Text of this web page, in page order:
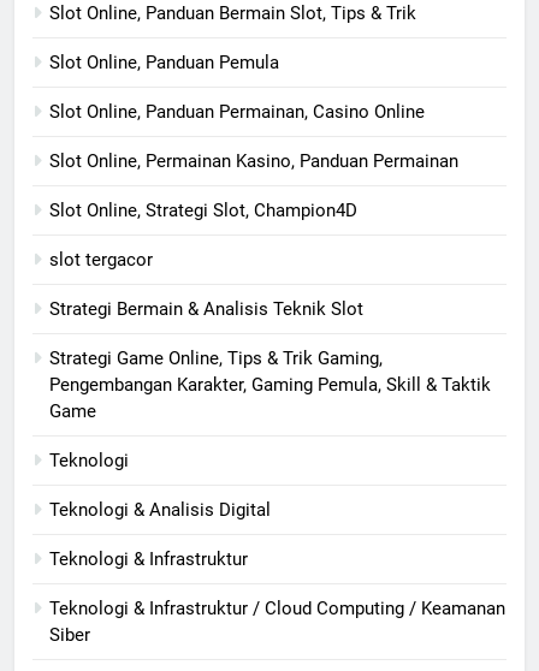
Slot Online, Panduan Bermain Slot, Tips & Trik
Slot Online, Panduan Pemula
Slot Online, Panduan Permainan, Casino Online
Slot Online, Permainan Kasino, Panduan Permainan
Slot Online, Strategi Slot, Champion4D
slot tergacor
Strategi Bermain & Analisis Teknik Slot
Strategi Game Online, Tips & Trik Gaming,
Pengembangan Karakter, Gaming Pemula, Skill & Taktik
Game
Teknologi
Teknologi & Analisis Digital
Teknologi & Infrastruktur
Teknologi & Infrastruktur / Cloud Computing / Keamanan
Siber